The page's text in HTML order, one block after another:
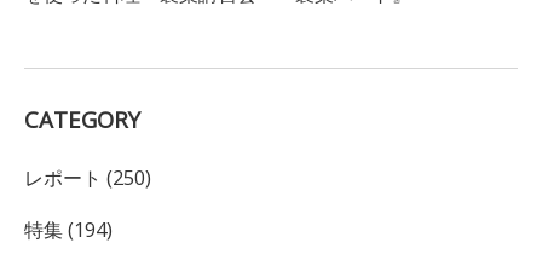
CATEGORY
レポート (250)
特集 (194)